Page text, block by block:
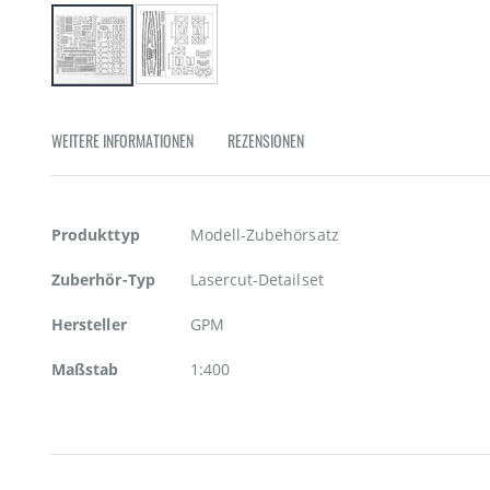
der
springen
WEITERE INFORMATIONEN REZENSIONEN
Weitere
Produkttyp Modell-Zubehörsatz
Zuberhör-Typ Lasercut-Detailset
Hersteller GPM
Maßstab 1:400